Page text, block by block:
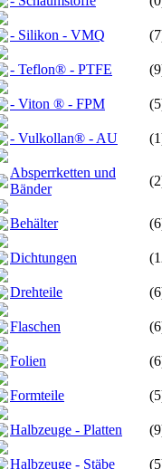
- Silikon - VMQ
- Teflon® - PTFE
- Viton ® - FPM
- Vulkollan® - AU
Absperrketten und
Bänder
Behälter
Dichtungen
Drehteile
Flaschen
Folien
Formteile
Halbzeuge - Platten
Halbzeuge - Stäbe